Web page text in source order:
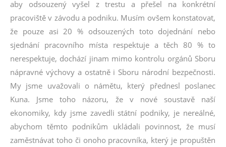
aby odsouzený vyšel z trestu a přešel na konkrétní
pracoviště v závodu a podniku. Musím ovšem konstatovat,
že pouze asi 20 % odsouzených toto dojednání nebo
sjednání pracovního místa respektuje a těch 80 % to
nerespektuje, dochází jinam mimo kontrolu orgánů Sboru
nápravné výchovy a ostatně i Sboru národní bezpečnosti.
My jsme uvažovali o námětu, který přednesl poslanec
Kuna. Jsme toho názoru, že v nové soustavě naší
ekonomiky, kdy jsme zavedli státní podniky, je nereálné,
abychom těmto podnikům ukládali povinnost, že musí
zaměstnávat toho či onoho pracovníka, který je propuštěn